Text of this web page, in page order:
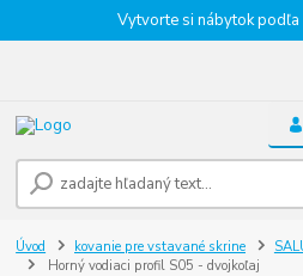
Vytvorte si nábytok
Úvod kovanie pre vstavané skrine
Horný vodiaci profil S05 - dvojkoľaj